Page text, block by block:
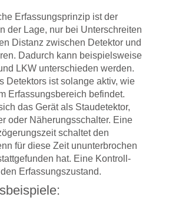
Erfassungsprinzip ist der
der Lage, nur bei Unterschreiten
Distanz zwischen Detektor und
Dadurch kann beispielsweise
LKW unterschieden werden.
Detektors ist solange aktiv, wie
Erfassungsbereich befindet.
das Gerät als Staudetektor,
oder Näherungsschalter. Eine
schaltet den
für diese Zeit ununterbrochen
hat. Eine Kontroll-
Erfassungszustand.